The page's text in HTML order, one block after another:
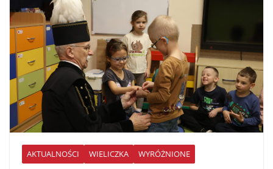
AKTUALNOŚCI WIELICZKA WYRÓŻNIONE